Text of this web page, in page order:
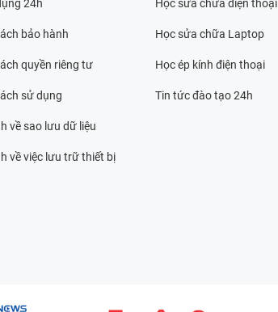
24h
bảo hành
quyền riêng tư
sử dụng
về sao lưu dữ liệu
về việc lưu trữ thiết bị
Học sửa chữa điện thoại
Học sửa chữa Laptop
Học ép kính điện thoại
Tin tức đào tạo 24h